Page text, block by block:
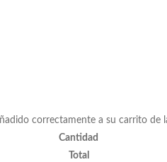
correctamente a su carrito de
Cantidad
Total